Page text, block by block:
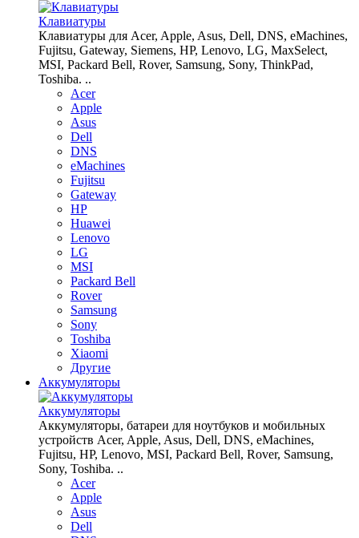
Клавиатуры
Клавиатуры для Acer, Apple, Asus, Dell, DNS, eMachines,
Fujitsu, Gateway, Siemens, HP, Lenovo, LG, MaxSelect,
MSI, Packard Bell, Rover, Samsung, Sony, ThinkPad,
Toshiba. ..
Acer
Apple
Asus
Dell
DNS
eMachines
Fujitsu
Gateway
HP
Huawei
Lenovo
LG
MSI
Packard Bell
Rover
Samsung
Sony
Toshiba
Xiaomi
Другие
Аккумуляторы
Аккумуляторы
Аккумуляторы, батареи для ноутбуков и мобильных
устройств Acer, Apple, Asus, Dell, DNS, eMachines,
Fujitsu, HP, Lenovo, MSI, Packard Bell, Rover, Samsung,
Sony, Toshiba. ..
Acer
Apple
Asus
Dell